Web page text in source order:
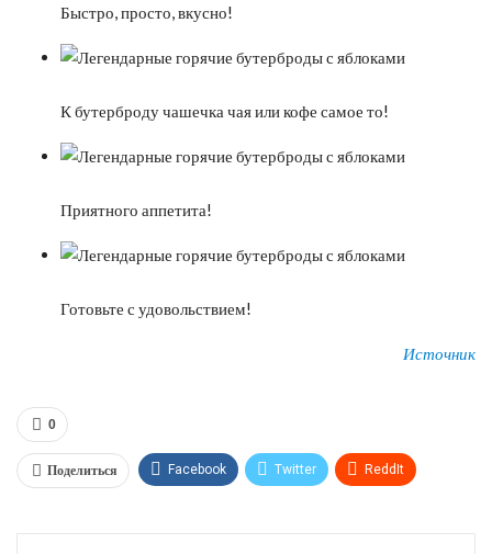
Быстро, просто, вкусно!
К бутерброду чашечка чая или кофе самое то!
Приятного аппетита!
Готовьте с удовольствием!
Источник
0
Поделиться Facebook Twitter ReddIt